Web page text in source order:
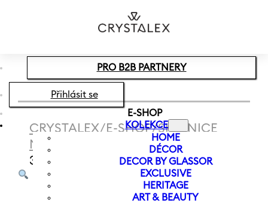
Přeskočit na zápatí
PRO B2B PARTNERY
Přihlásit se
E-SHOP
KOLEKCE
HOME
DÉCOR
DECOR BY GLASSOR
EXCLUSIVE
HERITAGE
ART & BEAUTY
CRYSTALEX/ E-SHOP/SKLENICE
NA VODU
SKLENICE PURE LINE
350 ML | SVĚTLE MODRÁ